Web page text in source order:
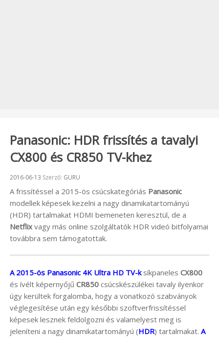
Panasonic: HDR frissítés a tavalyi
CX800 és CR850 TV-khez
Beküldve:
2016-06-13 Szerző: GURU
A frissítéssel a 2015-ös csúcskategóriás Panasonic
modellek képesek kezelni a nagy dinamikatartományú
(HDR) tartalmakat HDMI bemeneten keresztül, de a
Netflix vagy más online szolgáltatók HDR videó bitfolyamai
továbbra sem támogatottak.
A 2015-ös Panasonic 4K Ultra HD TV-ksíkpaneles CX800
és ívélt képernyőjű CR850 csúcskészülékei tavaly ilyenkor
úgy kerültek forgalomba, hogy a vonatkozó szabványok
véglegesítése után egy későbbi szoftverfrissítéssel
képesek lesznek feldolgozni és valamelyest meg is
jeleníteni a nagy dinamikatartományú (HDR) tartalmakat. A